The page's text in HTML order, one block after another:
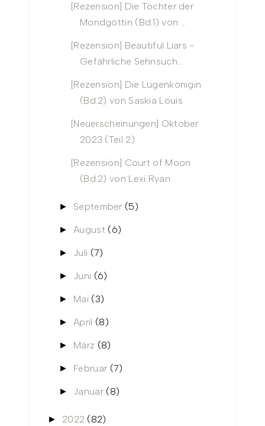
[Rezension] Die Tochter der
Mondgöttin (Bd.1) von ...
[Rezension] Beautiful Liars -
Gefährliche Sehnsuch...
[Rezension] Die Lügenkönigin
(Bd.2) von Saskia Louis
[Neuerscheinungen] Oktober
2023 (Teil 2)
[Rezension] Court of Moon
(Bd.2) von Lexi Ryan
► September (5)
►August (6)
► Juli (7)
► Juni (6)
► Mai (3)
►April (8)
► März (8)
► Februar (7)
► Januar (8)
► 2022 (82)